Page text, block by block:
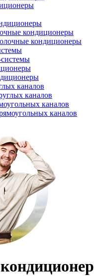
кондиционеры
каналов
каналов